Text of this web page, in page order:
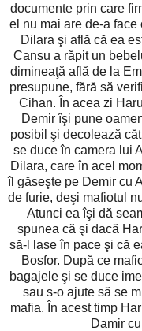
documente prin care
el nu mai are de-a
Dilara şi află că ea
Cansu a răpit un
dimineaţă află de la
presupune, fără să
Cihan. În acea zi
Demir îşi pune
posibil şi decolează
se duce în camera lui
Dilara, care în acel
îl găseşte pe Demir cu
de furie, deşi mafiotul
Atunci ea îşi dă
spunea că şi dacă
să-l lase în pace şi că
Bosfor. După ce
bagajele şi se duce
sau s-o ajute să se
mafia. În acest timp
Damir